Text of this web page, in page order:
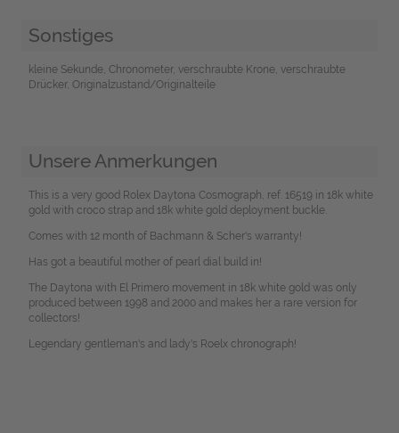
Sonstiges
kleine Sekunde, Chronometer, verschraubte Krone, verschraubte
Drücker, Originalzustand/Originalteile
Unsere Anmerkungen
This is a very good Rolex Daytona Cosmograph, ref. 16519 in 18k white
gold with croco strap and 18k white gold deployment buckle.
Comes with 12 month of Bachmann & Scher's warranty!
Has got a beautiful mother of pearl dial build in!
The Daytona with El Primero movement in 18k white gold was only
produced between 1998 and 2000 and makes her a rare version for
collectors!
Legendary gentleman's and lady's Roelx chronograph!